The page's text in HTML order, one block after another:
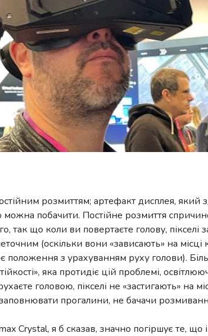
розмиттям; артефакт дисплея, який
можна побачити. Постійне розмиття
так що коли ви повертаєте голову, пікселі
(оскільки вони «зависають» на
положення з урахуванням руху голови).
яка протидіє цій проблемі,
головою, пікселі не «застигають» на
прогалини, не бачачи
Crystal, я б сказав, значно погіршує те,